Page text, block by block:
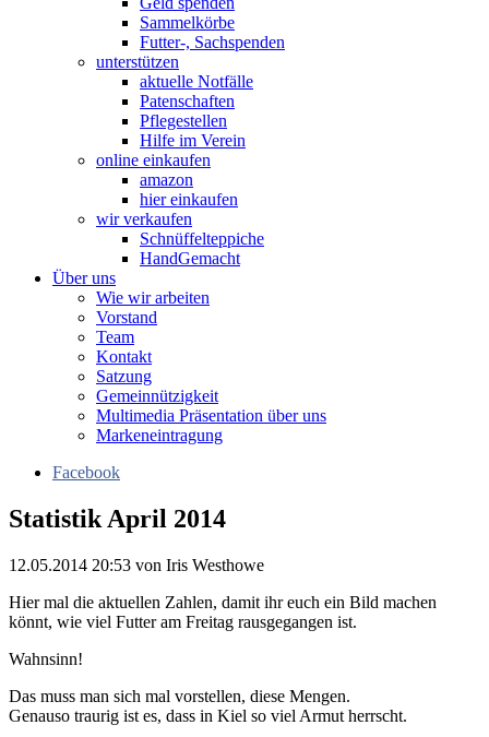
Sammelkörbe
Futter-, Sachspenden
unterstützen
aktuelle Notfälle
Patenschaften
Pflegestellen
Hilfe im Verein
online einkaufen
amazon
hier einkaufen
wir verkaufen
Schnüffelteppiche
HandGemacht
Über uns
Wie wir arbeiten
Vorstand
Team
Kontakt
Satzung
Gemeinnützigkeit
Multimedia Präsentation über uns
Markeneintragung
Facebook
Statistik April 2014
12.05.2014 20:53 von Iris Westhowe
Hier mal die aktuellen Zahlen, damit ihr euch ein Bild machen
könnt, wie viel Futter am Freitag rausgegangen ist.
Wahnsinn!
Das muss man sich mal vorstellen, diese Mengen.
Genauso traurig ist es, dass in Kiel so viel Armut herrscht.